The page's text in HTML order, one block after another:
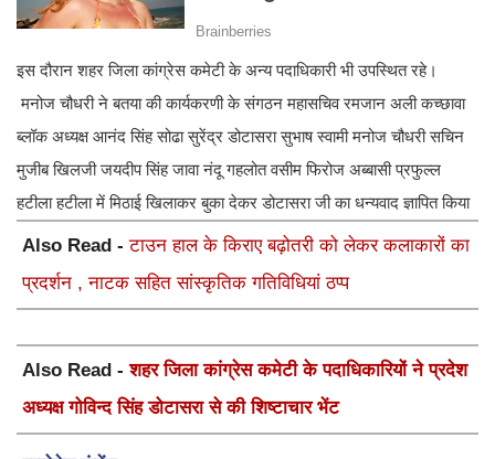
इस दौरान शहर जिला कांग्रेस कमेटी के अन्य पदाधिकारी भी उपस्थित रहे।
मनोज चौधरी ने बतया की कार्यकरणी के संगठन महासचिव रमजान अली कच्छावा
ब्लॉक अध्यक्ष आनंद सिंह सोढा सुरेंद्र डोटासरा सुभाष स्वामी मनोज चौधरी सचिन
मुजीब खिलजी जयदीप सिंह जावा नंदू गहलोत वसीम फिरोज अब्बासी प्रफुल्ल
हटीला हटीला में मिठाई खिलाकर बुका देकर डोटासरा जी का धन्यवाद ज्ञापित किया
Also Read -टाउन हाल के किराए बढ़ोतरी को लेकर कलाकारों का
प्रदर्शन , नाटक सहित सांस्कृतिक गतिविधियां ठप्प
Also Read -शहर जिला कांग्रेस कमेटी के पदाधिकारियों ने प्रदेश
अध्यक्ष गोविन्द सिंह डोटासरा से की शिष्टाचार भेंट